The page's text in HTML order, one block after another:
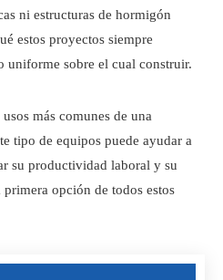
ni estructuras de hormigón
estos proyectos siempre
uniforme sobre el cual construir.
más comunes de una
tipo de equipos puede ayudar a
su productividad laboral y su
opción de todos estos